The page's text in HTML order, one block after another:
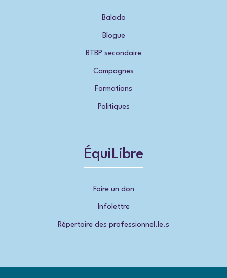
Balado
Blogue
BTBP secondaire
Campagnes
Formations
Politiques
ÉquiLibre
Faire un don
Infolettre
Répertoire des professionnel.le.s